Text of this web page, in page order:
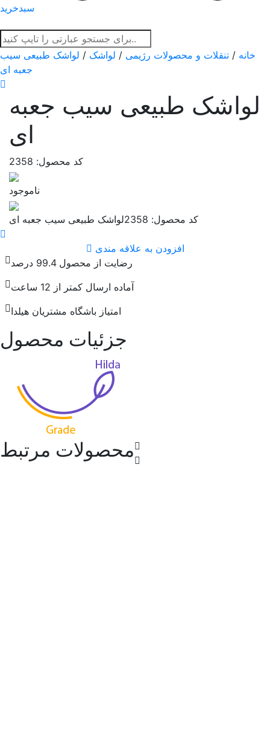
سبدخرید
خانه / تنقلات و محصولات رژیمی / لواشک / لواشک طبیعی سیب
جعبه ای
لواشک طبیعی سیب جعبه
ای
کد محصول: 2358
ناموجود
لواشک طبیعی سیب جعبه ای کد محصول: 2358
افزودن به علاقه مندی
رضایت از محصول 99.4 درصد
آماده ارسال کمتر از 12 ساعت
امتیاز باشگاه مشتریان هیلدا
جزئیات محصول
محصولات مرتبط